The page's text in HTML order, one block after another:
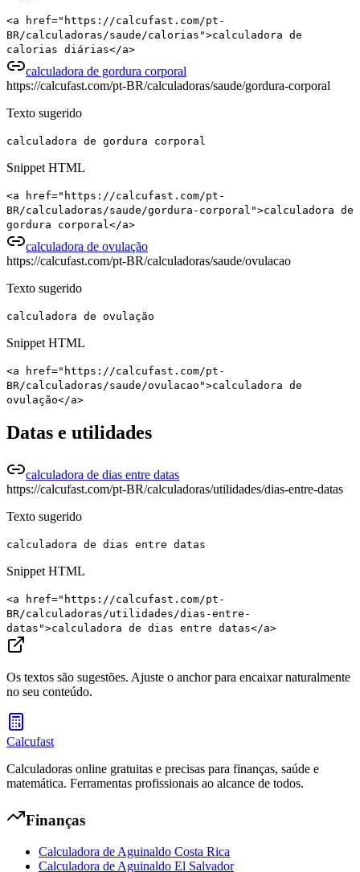
<a href="https://calcufast.com/pt-
BR/calculadoras/saude/calorias">calculadora de
calorias diárias</a>
calculadora de gordura corporal
https://calcufast.com/pt-BR/calculadoras/saude/gordura-corporal
Texto sugerido
calculadora de gordura corporal
Snippet HTML
<a href="https://calcufast.com/pt-
BR/calculadoras/saude/gordura-corporal">calculadora de
gordura corporal</a>
calculadora de ovulação
https://calcufast.com/pt-BR/calculadoras/saude/ovulacao
Texto sugerido
calculadora de ovulação
Snippet HTML
<a href="https://calcufast.com/pt-
BR/calculadoras/saude/ovulacao">calculadora de
ovulação</a>
Datas e utilidades
calculadora de dias entre datas
https://calcufast.com/pt-BR/calculadoras/utilidades/dias-entre-datas
Texto sugerido
calculadora de dias entre datas
Snippet HTML
<a href="https://calcufast.com/pt-
BR/calculadoras/utilidades/dias-entre-
datas">calculadora de dias entre datas</a>
Os textos são sugestões. Ajuste o anchor para encaixar naturalmente
no seu conteúdo.
Calcufast
Calculadoras online gratuitas e precisas para finanças, saúde e
matemática. Ferramentas profissionais ao alcance de todos.
Finanças
Calculadora de Aguinaldo Costa Rica
Calculadora de Aguinaldo El Salvador